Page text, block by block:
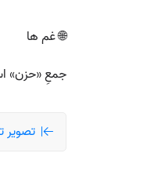
🌐 غم ها
جمعِ «حزن»
تصویر